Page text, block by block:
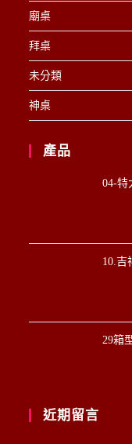
廟桌
拜桌
未分類
神桌
產品
04-特
10.吉
29箱
近期留言